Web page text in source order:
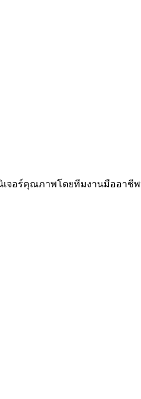
นิเจอร์คุณภาพโดยทีมงานมืออ